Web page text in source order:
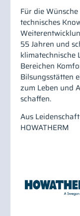
Für die
technisches
55 Jahren und
klimatechnische
Bereichen
Bilsungsstätten
zum Leben und
schaffen.
Aus
HOWATHERM